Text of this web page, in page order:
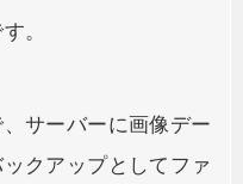
。
サーバーに画像デー
クアップとしてファ